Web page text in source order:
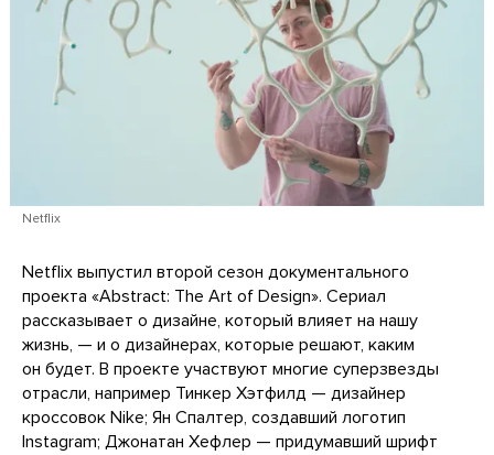
Netflix
Netflix выпустил второй сезон документального
проекта «Abstract: The Art of Design». Сериал
рассказывает о дизайне, который влияет на нашу
жизнь, — и о дизайнерах, которые решают, каким
он будет. В проекте участвуют многие суперзвезды
отрасли, например Тинкер Хэтфилд — дизайнер
кроссовок Nike; Ян Спалтер, создавший логотип
Instagram; Джонатан Хефлер — придумавший шрифт